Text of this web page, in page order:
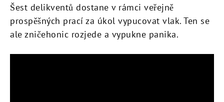
Šest delikventů dostane v rámci veřejně
prospěšných prací za úkol vypucovat vlak. Ten se
ale zničehonic rozjede a vypukne panika.